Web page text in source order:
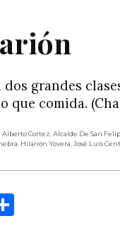
grandes
que comida.
Alberto Cortez,Alcalde De San
, Hilarión Yovera,José Luis
Compartir